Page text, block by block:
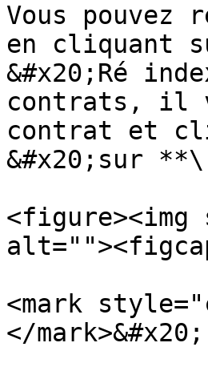
Vous pouvez
en cliquant
&#x20;Ré
contrats, il
contrat et
&#x20;sur
<figure><img
<mark
</mark>&#x20;